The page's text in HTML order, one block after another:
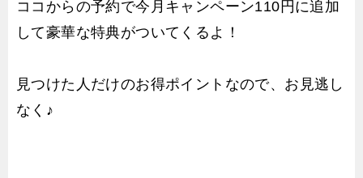
ココからの予約で今月キャンペーン110円に追加
して豪華な特典がついてくるよ！
見つけた人だけのお得ポイントなので、お見逃し
なく♪